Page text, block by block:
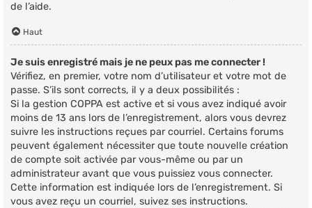
de l’aide.
Haut
Je suis enregistré mais je ne peux pas me connecter !
Vérifiez, en premier, votre nom d’utilisateur et votre mot de
passe. S’ils sont corrects, il y a deux possibilités :
Si la gestion COPPA est active et si vous avez indiqué avoir
moins de 13 ans lors de l’enregistrement, alors vous devrez
suivre les instructions reçues par courriel. Certains forums
peuvent également nécessiter que toute nouvelle création
de compte soit activée par vous-même ou par un
administrateur avant que vous puissiez vous connecter.
Cette information est indiquée lors de l’enregistrement. Si
vous avez reçu un courriel, suivez ses instructions.